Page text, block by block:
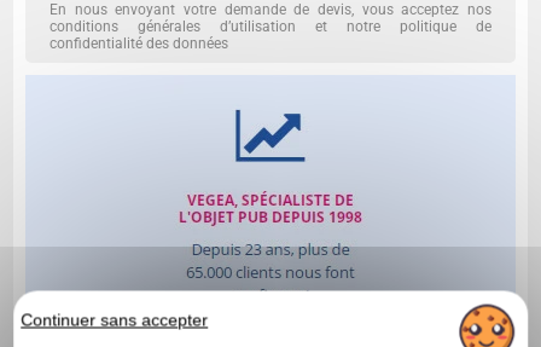
En nous envoyant votre demande de devis, vous acceptez nos
conditions générales d’utilisation et notre politique de
confidentialité des données
Continuer sans accepter